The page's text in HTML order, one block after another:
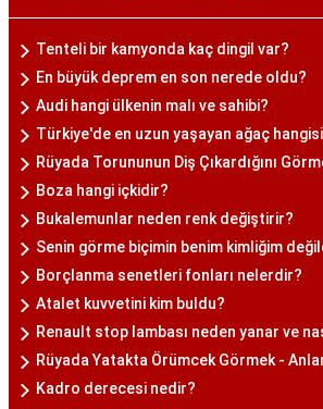
Tenteli bir kamyonda kaç dingil var?
En büyük deprem en son nerede oldu?
Audi hangi ülkenin malı ve sahibi?
Türkiye'de en uzun yaşayan ağaç
Rüyada Torununun Diş Çıkardığını
Boza hangi içkidir?
Bukalemunlar neden renk değiştirir?
Senin görme biçimin benim kimliğim
Borçlanma senetleri fonları nelerdir?
Atalet kuvvetini kim buldu?
Renault stop lambası neden yanar ve
Rüyada Yatakta Örümcek Görmek -
Kadro derecesi nedir?